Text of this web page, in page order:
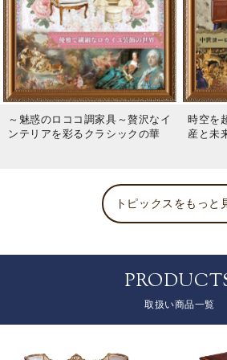
～魅惑のロココ調家具～贅沢なイ
ンテリアを彩るクラシックの華
時空を
産と未
トピックスをもっと
取扱い商品一覧